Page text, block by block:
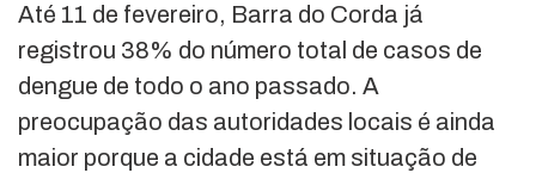
Até 11 de fevereiro, Barra do Corda já
registrou 38% do número total de casos de
dengue de todo o ano passado. A
preocupação das autoridades locais é ainda
maior porque a cidade está em situação de